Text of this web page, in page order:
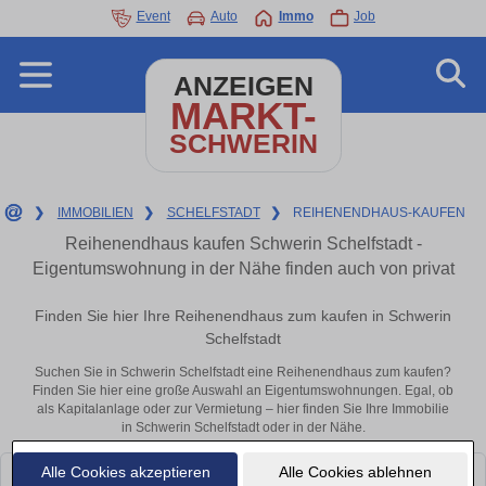
Alle Cookies akzeptieren Alle Cookies ablehnen
Event Auto Immo Job
ANZEIGEN
MARKT-
SCHWERIN
❯ IMMOBILIEN ❯ SCHELFSTADT ❯ REIHENENDHAUS-KAUFEN
Reihenendhaus kaufen Schwerin Schelfstadt -
Eigentumswohnung in der Nähe finden auch von privat
Finden Sie hier Ihre Reihenendhaus zum kaufen in Schwerin
Schelfstadt
Suchen Sie in Schwerin Schelfstadt eine Reihenendhaus zum kaufen?
Finden Sie hier eine große Auswahl an Eigentumswohnungen. Egal, ob
als Kapitalanlage oder zur Vermietung – hier finden Sie Ihre Immobilie
in Schwerin Schelfstadt oder in der Nähe.
Leider konnten wir derzeit keine passenden Objekte finden. Schauen Sie